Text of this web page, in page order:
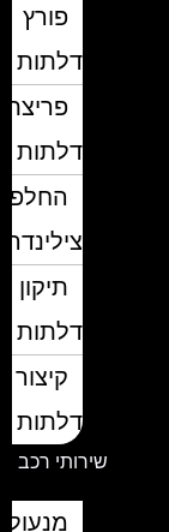
פורץ
דלתות
פריצת
דלתות
החלפת
צילינדרים
תיקון
דלתות
קיצור
דלתות
שירותי רכב
מנעולן